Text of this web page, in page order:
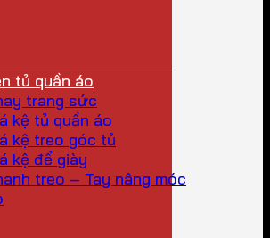
tủ quần áo
trang sức
kệ tủ quần áo
kệ treo góc tủ
kệ để giày
treo – Tay nâng móc